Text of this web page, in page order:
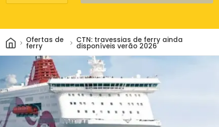
Casa
Ofertas de
ferry
CTN: travessias de ferry ainda
disponíveis verão 2026